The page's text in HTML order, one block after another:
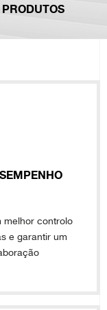
PRODUTOS
melhor controlo
e garantir um